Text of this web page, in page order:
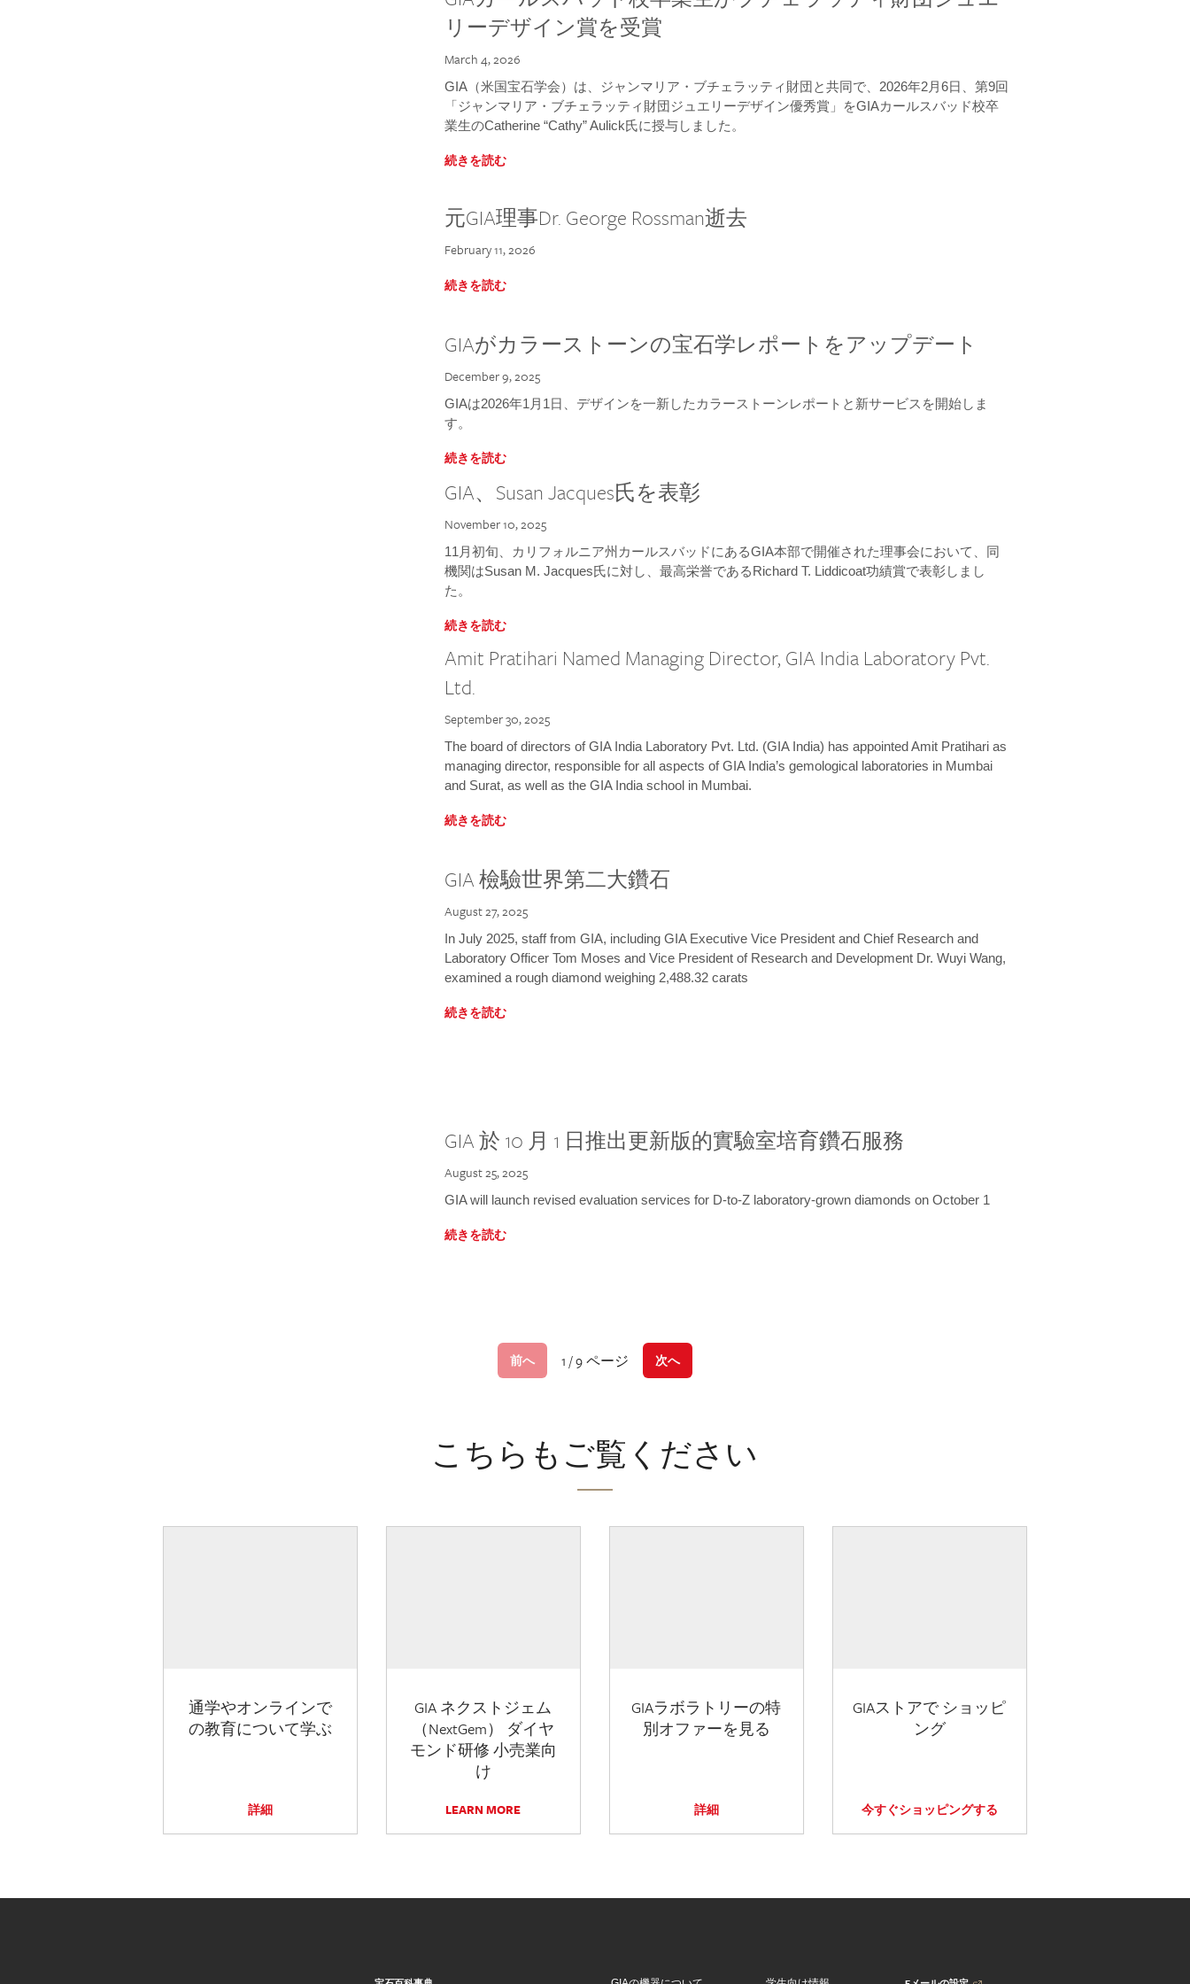
リーデザイン賞を受賞
March 4, 2026
GIA（米国宝石学会）は、ジャンマリア・ブチェラッティ財団と共同で、2026年2月6日、第9回
「ジャンマリア・ブチェラッティ財団ジュエリーデザイン優秀賞」をGIAカールスバッド校卒
業生のCatherine “Cathy” Aulick氏に授与しました。
続きを読む
元GIA理事Dr. George Rossman逝去
February 11, 2026
続きを読む
GIAがカラーストーンの宝石学レポートをアップデート
December 9, 2025
GIAは2026年1月1日、デザインを一新したカラーストーンレポートと新サービスを開始しま
す。
続きを読む
GIA、Susan Jacques氏を表彰
November 10, 2025
11月初旬、カリフォルニア州カールスバッドにあるGIA本部で開催された理事会において、同
機関はSusan M. Jacques氏に対し、最高栄誉であるRichard T. Liddicoat功績賞で表彰しまし
た。
続きを読む
Amit Pratihari Named Managing Director, GIA India Laboratory Pvt.
Ltd.
September 30, 2025
The board of directors of GIA India Laboratory Pvt. Ltd. (GIA India) has appointed Amit Pratihari as
managing director, responsible for all aspects of GIA India’s gemological laboratories in Mumbai
and Surat, as well as the GIA India school in Mumbai.
続きを読む
GIA 檢驗世界第二大鑽石
August 27, 2025
In July 2025, staff from GIA, including GIA Executive Vice President and Chief Research and
Laboratory Officer Tom Moses and Vice President of Research and Development Dr. Wuyi Wang,
examined a rough diamond weighing 2,488.32 carats
続きを読む
GIA 於 10 月 1 日推出更新版的實驗室培育鑽石服務
August 25, 2025
GIA will launch revised evaluation services for D-to-Z laboratory-grown diamonds on October 1
続きを読む
前へ 1 / 9 ページ 次へ
こちらもご覧ください
通学やオンラインで
の教育について学ぶ
詳細
GIA ネクストジェム
（NextGem） ダイヤ
モンド研修 小売業向
け
LEARN MORE
GIAラボラトリーの特
別オファーを見る
詳細
GIAストアで ショッピ
ング
今すぐショッピングする